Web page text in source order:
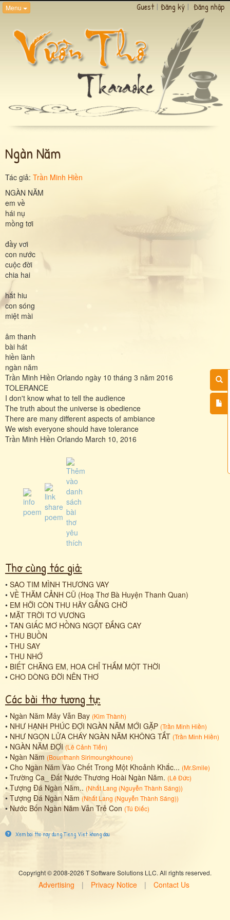
Menu Guest | Đăng ký | Đăng nhập
Ngàn Năm
Tác giả: Trần Minh Hiền
NGÀN NĂM
em về
hái nụ
mồng tơi
đầy vơi
con nước
cuộc đời
chia hai
hắt hiu
con sóng
miệt mài
âm thanh
bài hát
hiền lành
ngàn năm
Trần Minh Hiền Orlando ngày 10 tháng 3 năm 2016
TOLERANCE
I don't know what to tell the audience
The truth about the universe is obedience
There are many different aspects of ambiance
We wish everyone should have tolerance
Trần Minh Hiền Orlando March 10, 2016
Thơ cùng tác giả:
• SAO TIM MÌNH THƯƠNG VAY
• VỀ THĂM CẢNH CŨ (Hoạ Thơ Bà Huyện Thanh Quan)
• EM HỠI CÒN THU HÃY GẮNG CHỜ
• MẶT TRỜI TƠ VƯƠNG
• TAN GIẤC MƠ HỒNG NGỌT ĐẮNG CAY
• THU BUỒN
• THU SAY
• THU NHỚ
• BIẾT CHĂNG EM, HOA CHỈ THẮM MỘT THỜI
• CHO DÒNG ĐỜI NÊN THƠ
Các bài thơ tương tự:
• Ngàn Năm Mây Vẫn Bay (Kim Thành)
• NHƯ HẠNH PHÚC ĐỢI NGÀN NĂM MỚI GẶP (Trần Minh Hiền)
• NHƯ NGỌN LỬA CHÁY NGÀN NĂM KHÔNG TẮT (Trần Minh Hiền)
• NGÀN NĂM ĐỢI (Lê Cảnh Tiến)
• Ngàn Năm (Bounthanh Sirimoungkhoune)
• Cho Ngàn Năm Vào Chết Trong Một Khoảnh Khắc... (Mr.Smile)
• Trường Ca_ Đất Nước Thương Hoài Ngàn Năm. (Lê Đức)
•Tượng Đá Ngàn Năm.. (Nhất Lang (Nguyễn Thành Sáng))
• Tượng Đá Ngàn Năm (Nhất Lang (Nguyễn Thành Sáng))
•Nước Bốn Ngàn Năm Vẫn Trẻ Con (Tú Điếc)
Xem bai tho nay dung Tieng Viet khong dau
Copyright © 2008-2026 T Software Solutions LLC. All rights reserved.
Advertising | Privacy Notice | Contact Us